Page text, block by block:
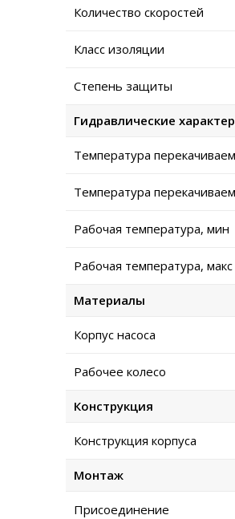
Количество скоростей
Класс изоляции
Степень защиты
Гидравлические
Температура
Температура
Рабочая температура, мин
Рабочая температура, макс
Материалы
Корпус насоса
Рабочее колесо
Конструкция
Конструкция корпуса
Монтаж
Присоединение